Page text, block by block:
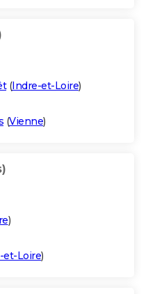
(Indre-et-Loire)
(Vienne)
)
et-Loire)